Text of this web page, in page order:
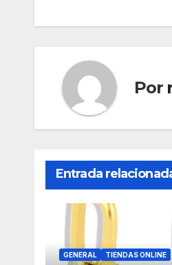
entradas
Por
Entrada
GENERAL TIENDAS ONLINE